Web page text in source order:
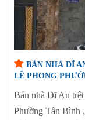
BÁN NHÀ DĨ
LÊ PHONG
Bán nhà Dĩ An
Phường Tân Bình